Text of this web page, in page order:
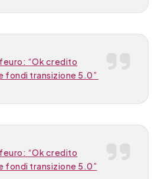
“Ok credito
fondi transizione 5.0”
“Ok credito
fondi transizione 5.0”